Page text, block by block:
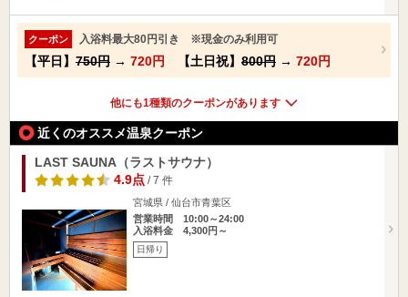
クーポン 入浴料最大80円引き ※現金のみ利用可
【平日】 750円 → 720円 【土日祝】 800円 → 720円
他にも1種類のクーポンがあります
近くのオススメ温泉クーポン
LAST SAUNA（ラストサウナ）
4.9点 / 7 件
宮城県 / 仙台市青葉区
営業時間 10:00～24:00
入浴料金 4,300円～
日帰り